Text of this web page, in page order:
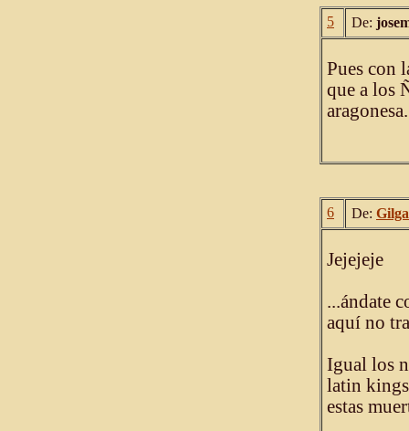
5 De:
Pues con
que a los
aragonesa.
6 De:
Jejejeje
...ándate
aquí no
Igual los
latin
estas